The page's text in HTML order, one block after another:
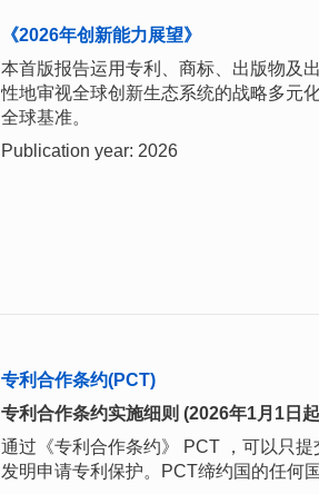
《2026年创新能力展望》
本首版报告运用专利、商标、出版物及
性地审视全球创新生态系统的战略多元
全球基准。
Publication year: 2026
专利合作条约(PCT)
专利合作条约实施细则 (2026年1月1日
通过《专利合作条约》 PCT ，可以只
发明申请专利保护。PCT缔约国的任何